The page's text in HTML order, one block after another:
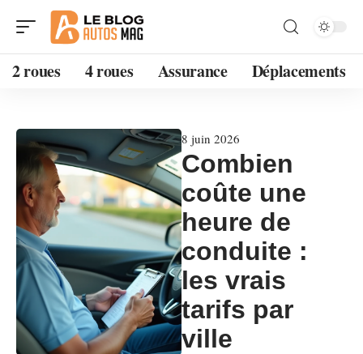
2 roues 4 roues Assurance Déplacements
8 juin 2026
Combien
coûte une
heure de
conduite :
les vrais
tarifs par
ville